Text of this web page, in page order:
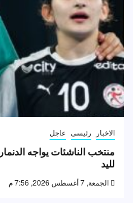
الاخبار رئيسى عاجل
منتخب الناشئات يواجه
لليد
الجمعة, 7 أغسطس 2026, 7:56 م